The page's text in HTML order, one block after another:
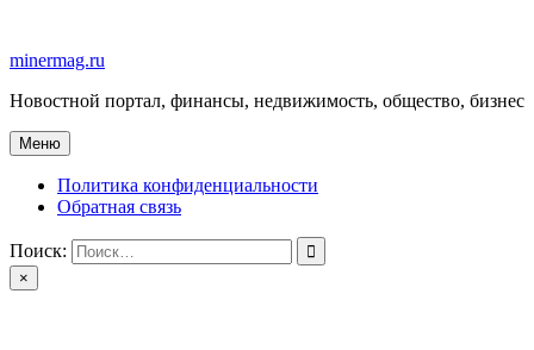
содержимому
minermag.ru
Новостной портал, финансы, недвижимость, общество, бизнес
Меню
Политика конфиденциальности
Обратная связь
Поиск:
×